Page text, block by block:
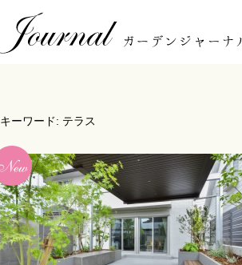
キーワード: テラス